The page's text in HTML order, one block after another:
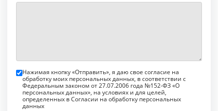
Нажимая кнопку «Отправить», я даю свое согласие на
обработку моих персональных данных, в соответствии с
Федеральным законом от 27.07.2006 года №152-ФЗ «О
персональных данных», на условиях и для целей,
определенных в Согласии на обработку персональных
данных